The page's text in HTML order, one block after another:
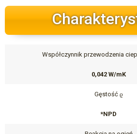
Współczynnik przewodzenia
0,042 W/mK
Gęstość ϱ
*NPD